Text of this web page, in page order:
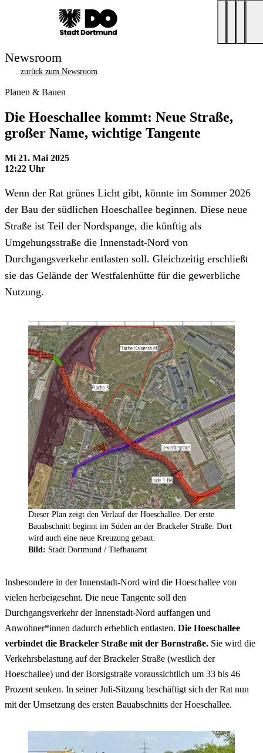
Newsroom
zurück zum Newsroom
Planen & Bauen
Die Hoeschallee kommt: Neue Straße,
großer Name, wichtige Tangente
Mi 21. Mai 2025
12:22 Uhr
Wenn der Rat grünes Licht gibt, könnte im Sommer 2026
der Bau der südlichen Hoeschallee beginnen. Diese neue
Straße ist Teil der Nordspange, die künftig als
Umgehungsstraße die Innenstadt-Nord von
Durchgangsverkehr entlasten soll. Gleichzeitig erschließt
sie das Gelände der Westfalenhütte für die gewerbliche
Nutzung.
Dieser Plan zeigt den Verlauf der Hoeschallee. Der erste
Bauabschnitt beginnt im Süden an der Brackeler Straße. Dort
wird auch eine neue Kreuzung gebaut.
Bild: Stadt Dortmund / Tiefbauamt
Insbesondere in der Innenstadt-Nord wird die Hoeschallee von
vielen herbeigesehnt. Die neue Tangente soll den
Durchgangsverkehr der Innenstadt-Nord auffangen und
Anwohner*innen dadurch erheblich entlasten. Die Hoeschallee
verbindet die Brackeler Straße mit der Bornstraße. Sie wird die
Verkehrsbelastung auf der Brackeler Straße (westlich der
Hoeschallee) und der Borsigstraße voraussichtlich um 33 bis 46
Prozent senken. In seiner Juli-Sitzung beschäftigt sich der Rat nun
mit der Umsetzung des ersten Bauabschnitts der Hoeschallee.